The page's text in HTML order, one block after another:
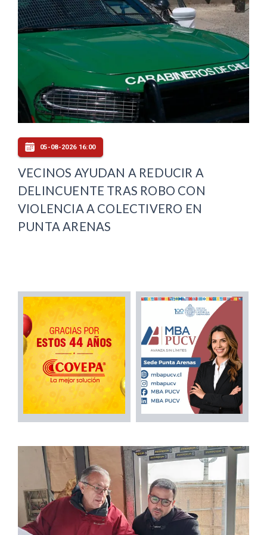
05-08-2026 16:00
VECINOS AYUDAN A REDUCIR A
DELINCUENTE TRAS ROBO CON
VIOLENCIA A COLECTIVERO EN
PUNTA ARENAS